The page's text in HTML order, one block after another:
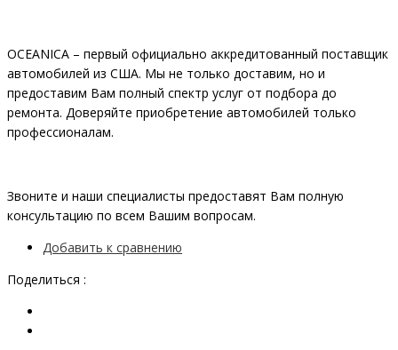
OCEANIСA – первый официально аккредитованный поставщик
автомобилей из США. Мы не только доставим, но и
предоставим Вам полный спектр услуг от подбора до
ремонта. Доверяйте приобретение автомобилей только
профессионалам.
Звоните и наши специалисты предоставят Вам полную
консультацию по всем Вашим вопросам.
Добавить к сравнению
Поделиться :